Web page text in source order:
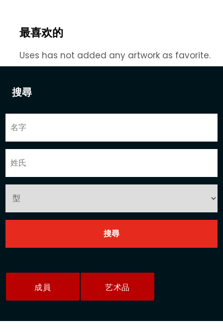
搜尋
成員 艺术品
最喜欢的
Uses has not added any artwork as favorite.